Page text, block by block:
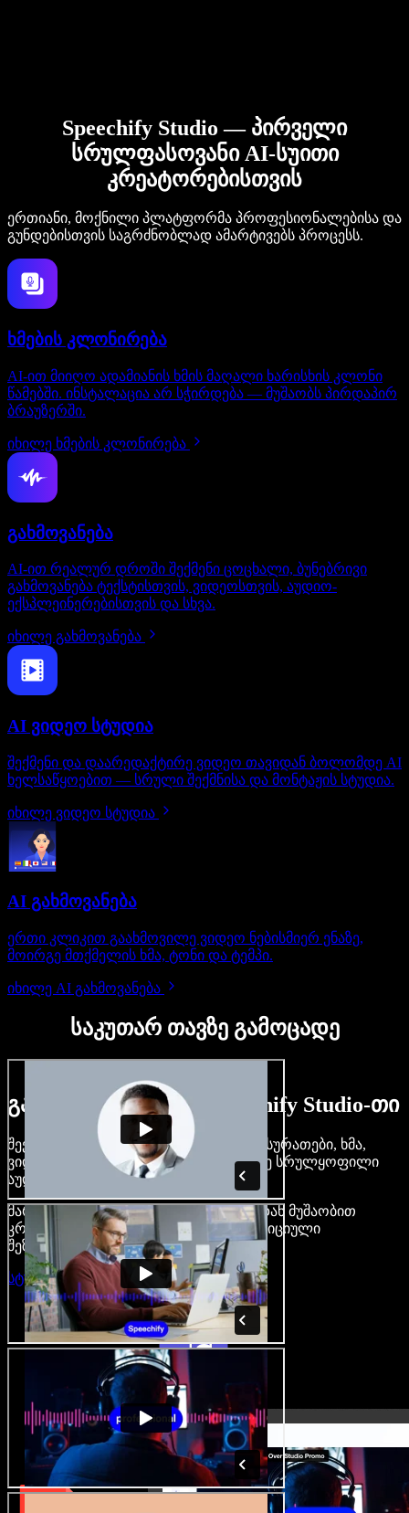
Speechify Studio — პირველი
სრულფასოვანი AI-სუითი
კრეატორებისთვის
ერთიანი, მოქნილი პლატფორმა პროფესიონალებისა და
გუნდებისთვის საგრძნობლად ამარტივებს პროცესს.
ხმების კლონირება
AI-ით მიიღო ადამიანის ხმის მაღალი ხარისხის კლონი
წამებში. ინსტალაცია არ სჭირდება — მუშაობს პირდაპირ
ბრაუზერში.
იხილე ხმების კლონირება
გახმოვანება
AI-ით რეალურ დროში შექმენი ცოცხალი, ბუნებრივი
გახმოვანება ტექსტისთვის, ვიდეოსთვის, აუდიო-
ექსპლეინერებისთვის და სხვა.
იხილე გახმოვანება
AI ვიდეო სტუდია
შექმენი და დაარედაქტირე ვიდეო თავიდან ბოლომდე AI
ხელსაწყოებით — სრული შექმნისა და მონტაჟის სტუდია.
იხილე ვიდეო სტუდია
AI გახმოვანება
ერთი კლიკით გაახმოვილე ვიდეო ნებისმიერ ენაზე,
მოირგე მთქმელის ხმა, ტონი და ტემპი.
იხილე AI გახმოვანება
საკუთარ თავზე გამოცადე
გაიგე, რას შეძლებ Speechify Studio-თი
შექმენი გახმოვანება, დაამატე უფასო სურათები, ხმა,
ვიდეო, დააკლონირე შენი ხმა — ააწყე სრულყოფილი
აუდიო-ვიდეო პროექტები.
მარტივი ინტერფეისით და ბრაუზერიდან მუშაობით
კრეატორები თავისუფლდებიან ტრადიციული
შეზღუდვებისგან.
სტუდიის გახსნა